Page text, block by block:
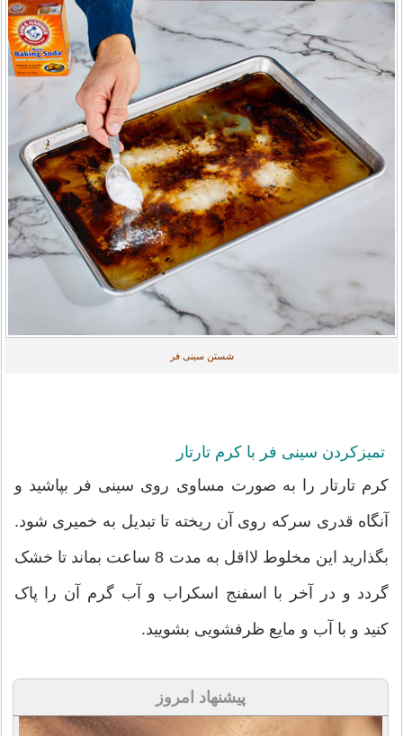
شستن سینی فر
تمیزکردن سینی فر با کرم تارتار
کرم تارتار را به صورت مساوی روی سینی فر بپاشید و
آنگاه قدری سرکه روی آن ریخته تا تبدیل به خمیری شود.
بگذارید این مخلوط لااقل به مدت 8 ساعت بماند تا خشک
گردد و در آخر با اسفنج اسکراب و آب گرم آن را پاک
کنید و با آب و مایع ظرفشویی بشویید.
پیشنهاد امروز